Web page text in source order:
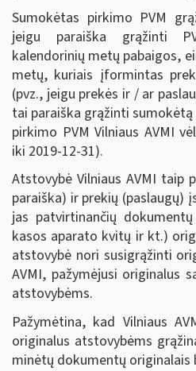
Sumokėtas pirkimo PVM
jeigu paraiška grąžinti
kalendorinių metų pabaigos,
metų, kuriais įformintas
(pvz., jeigu prekės ir / ar
tai paraiška grąžinti
pirkimo PVM Vilniaus AVMI
iki 2019-12-31).
Atstovybė Vilniaus AVMI
paraiška) ir prekių (paslaugų)
jas patvirtinančių
kasos aparato kvitų ir kt.)
atstovybė nori susigrąžinti
AVMI, pažymėjusi originalus
atstovybėms.
Pažymėtina, kad Vilniaus
originalus atstovybėms
minėtų dokumentų